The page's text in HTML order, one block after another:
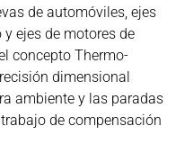
de automóviles, ejes
ejes de motores de
concepto Thermo-
dimensional
ambiente y las paradas
de compensación